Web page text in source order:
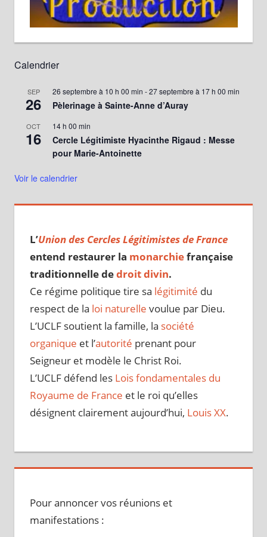
Calendrier
SEP
26
26 septembre à 10 h 00 min -27 septembre à 17 h 00 min
Pèlerinage à Sainte-Anne d’Auray
OCT
16
14 h 00 min
Cercle Légitimiste Hyacinthe Rigaud : Messe
pour Marie-Antoinette
Voir le calendrier
L’Union des Cercles Légitimistes de France
entend restaurer la monarchiefrançaise
traditionnelle dedroit divin.
Ce régime politique tire sa légitimité du
respect de la loi naturelle voulue par Dieu.
L’UCLF soutient la famille, la société
organique et l’autorité prenant pour
Seigneur et modèle le Christ Roi.
L’UCLF défend les Lois fondamentales du
Royaume de France et le roi qu’elles
désignent clairement aujourd’hui, Louis XX.
Pour annoncer vos réunions et
manifestations :